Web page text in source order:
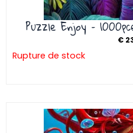
Puzzle Enjoy –
€
Rupture de stock